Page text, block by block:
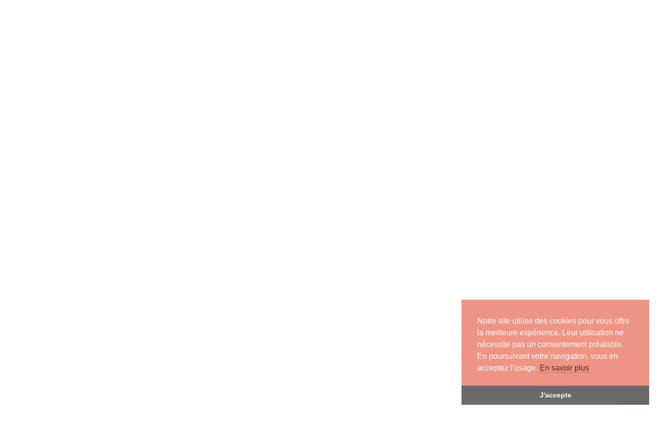
Notre site utilise des cookies pour vous offrir
la meilleure expérience. Leur utilisation ne
nécessite pas un consentement préalable.
En poursuivant votre navigation, vous en
acceptez l’usage. En savoir plus
J'accepte